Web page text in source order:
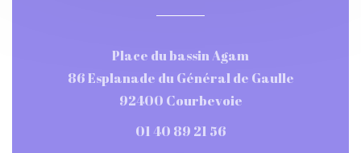
Place du bassin Agam
86 Esplanade du Général de Gaulle
92400 Courbevoie((ouvre une
01 40 89 21 56